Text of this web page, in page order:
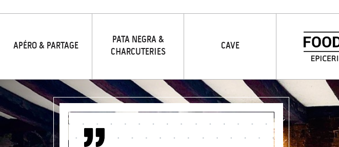
APÉRO & PARTAGE
PATA NEGRA &
CHARCUTERIES
CAVE